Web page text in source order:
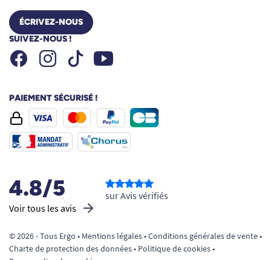
GUIDE DES TAILLES :
Taille S
Taille L
Taille XL
120 à 160 cm
Pourquoi choisir le Slip absorbant
Choisir le slip absorbant Pants Maxi Lille M
c’est opter pour une solution simple, discrète et
adaptée aux besoins importants.
Enfilage facile comme un sous-vêtement
Maintien efficace en mouvement
ÉCRIVEZ-NOUS
SUIVEZ-NOUS !
FacebookInstagramTiktok Youtube
PAIEMENT SÉCURISÉ !
4.8/5
Voir tous les avis
sur Avis vérifiés
© 2026 - Tous Ergo • Mentions légales•Conditions générales de vente•
Charte de protection des données• Politique de cookies•